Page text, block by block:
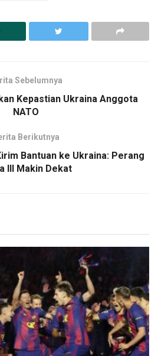
Sebelumnya
Kepastian Ukraina Anggota
NATO
Berikutnya
Bantuan ke Ukraina: Perang
III Makin Dekat